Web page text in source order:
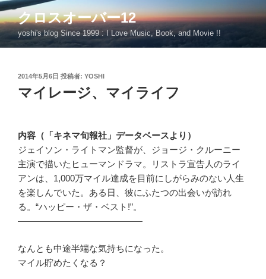
コ
ン
テ
ン
クロスオーバー12
yoshi's blog Since 1999 : I Love Music, Book, and Movie !!
投
日:
2014年5月6日 投稿者: YOSHI
マイレージ、マイライフ
内容（「キネマ旬報社」データベースより）
ジェイソン・ライトマン監督が、ジョージ・クルーニー
主演で描いたヒューマンドラマ。リストラ宣告人のライ
アンは、1,000万マイル達成を目前にしがらみのない人生
を楽しんでいた。ある日、彼にふたつの出会いが訪れ
る。“ハッピー・ザ・ベスト!”。
——————————————
なんとも中途半端な気持ちになった。
マイル貯めたくなる？